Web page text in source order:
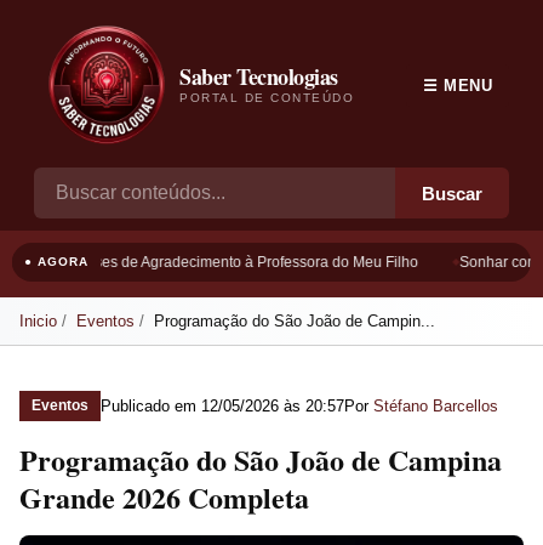
Saber Tecnologias
PORTAL DE CONTEÚDO
Buscar
☰ MENU
● AGORAFrases de Agradecimento à Professora do Meu Filho Sonhar com
Inicio Eventos Programação do São João de Campin...
Eventos Publicado em 12/05/2026 às 20:57Por Stéfano Barcellos
Programação do São João de Campina
Grande 2026 Completa